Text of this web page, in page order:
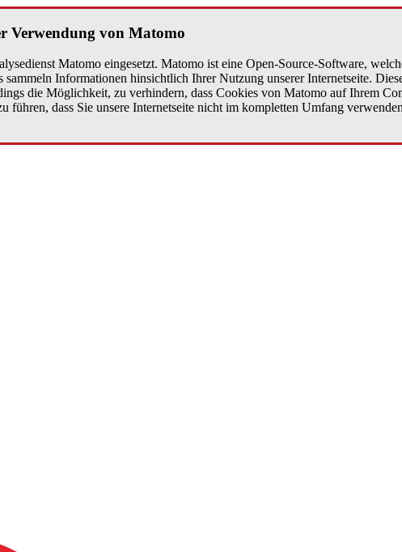
Ver­wen­dung von Ma­to­mo
Matomo eingesetzt. Matomo ist eine Open-Source-Software,
Informationen hinsichtlich Ihrer Nutzung unserer Internetseite.
die Möglichkeit, zu verhindern, dass Cookies von Matomo auf Ihrem
führen, dass Sie unsere Internetseite nicht im kompletten Umfang